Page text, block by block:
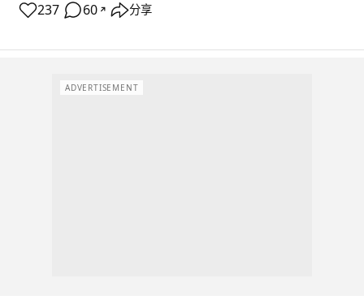
237 60 ↗ 分享
ADVERTISEMENT